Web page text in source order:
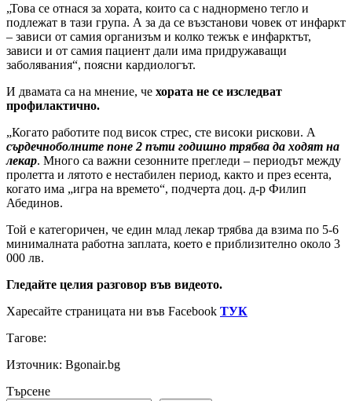
„Това се отнася за хората, които са с наднормено тегло и
подлежат в тази група. А за да се възстанови човек от инфаркт
– зависи от самия организъм и колко тежък е инфарктът,
зависи и от самия пациент дали има придружаващи
заболявания“, поясни кардиологът.
И двамата са на мнение, че хората не се изследват
профилактично.
„Когато работите под висок стрес, сте високи рискови. А
сърдечноболните поне 2 пъти годишно трябва да ходят на
лекар. Много са важни сезонните прегледи – периодът между
пролетта и лятото е нестабилен период, както и през есента,
когато има „игра на времето“, подчерта доц. д-р Филип
Абединов.
Той е категоричен, че един млад лекар трябва да взима по 5-6
минималната работна заплата, което е приблизително около 3
000 лв.
Гледайте целия разговор във видеото.
Харесайте страницата ни във Facebook ТУК
Тагове:
Източник: Bgonair.bg
Търсене